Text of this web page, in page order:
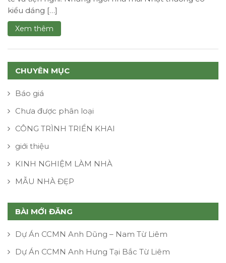
kiểu dáng […]
Xem thêm
CHUYÊN MỤC
Báo giá
Chưa được phân loại
CÔNG TRÌNH TRIỂN KHAI
giới thiệu
KINH NGHIỆM LÀM NHÀ
MẪU NHÀ ĐẸP
BÀI MỚI ĐĂNG
Dự Án CCMN Anh Dũng – Nam Từ Liêm
Dự Án CCMN Anh Hưng Tại Bắc Từ Liêm